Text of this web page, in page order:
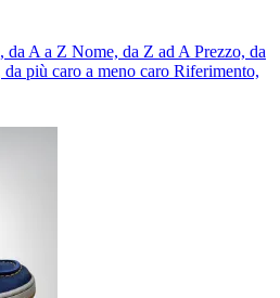
da A a Z Nome, da Z ad A Prezzo, da
da più caro a meno caro Riferimento,